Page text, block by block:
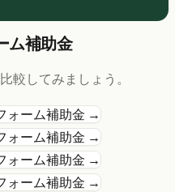
ム補助金
較してみましょう。
ォーム補助金 →
ォーム補助金 →
ォーム補助金 →
ォーム補助金 →